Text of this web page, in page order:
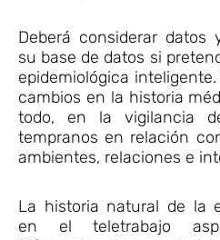
Deberá considerar datos
su base de datos si
epidemiológica
cambios en la historia
todo, en la vigilancia
tempranos en relación
ambientes, relaciones e
La historia natural de la
en el teletrabajo